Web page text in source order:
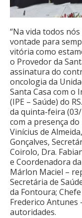
“Na vida todos
vontade para
vitória como
o Provedor da
assinatura do
oncologia da
Santa Casa com o
(IPE – Saúde) do
da quinta-feira
com a presença
Vinícius de
Gonçalves,
Coirolo, Dra.
e Coordenadora
Márlon Maciel –
Secretária de
da Fontoura;
Frederico Antunes
autoridades.